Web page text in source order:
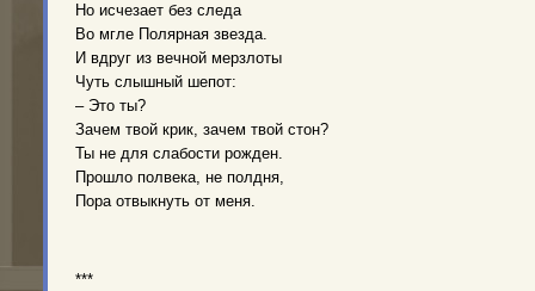
Но исчезает без следа
Во мгле Полярная звезда.
И вдруг из вечной мерзлоты
Чуть слышный шепот:
– Это ты?
Зачем твой крик, зачем твой стон?
Ты не для слабости рожден.
Прошло полвека, не полдня,
Пора отвыкнуть от меня.
***